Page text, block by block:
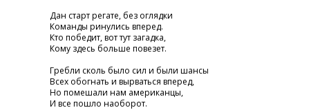
Дан старт регате, без оглядки
Команды ринулись вперед.
Кто победит, вот тут загадка,
Кому здесь больше повезет.
Гребли сколь было сил и были шансы
Всех обогнать и вырваться вперед,
Но помешали нам американцы,
И все пошло наоборот.